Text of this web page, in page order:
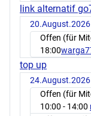
link alternatif
20.August.2026
Offen (für
18:00
top up
24.August.2026
Offen (für
10:00 - 14:00